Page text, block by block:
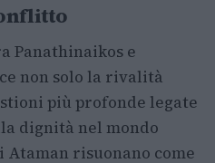
Panathinaikos e
non solo la rivalità
più profonde legate
dignità nel mondo
risuonano come